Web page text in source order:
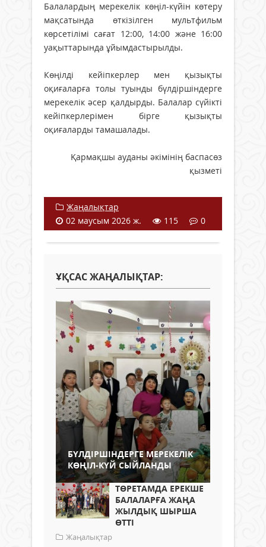
Балалардың мерекелік көңіл-күйін көтеру
мақсатында өткізілген мультфильм
көрсетілімі сағат 12:00, 14:00 және 16:00
уақыттарында ұйымдастырылды.
Көңілді кейіпкерлер мен қызықты
оқиғаларға толы туынды бүлдіршіндерге
мерекелік әсер қалдырды. Балалар сүйікті
кейіпкерлерімен бірге қызықты
оқиғаларды тамашалады.
Қармақшы ауданы әкімінің баспасөз
қызметі
Жаңалықтар
02 маусым 2026 ж.
115 0
ҰҚСАС ЖАҢАЛЫҚТАР:
БҮЛДІРШІНДЕРГЕ МЕРЕКЕЛІК
КӨҢІЛ-КҮЙ СЫЙЛАНДЫ
ТӨРЕТАМДА ЕРЕКШЕ
БАЛАЛАРҒА ЖАҢА
ЖЫЛДЫҚ ШЫРША
ӨТТІ
Жаңалықтар